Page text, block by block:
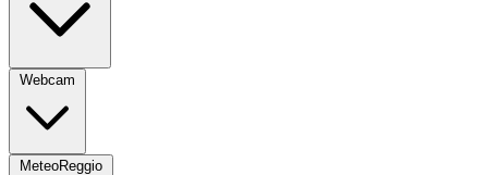
Webcam
MeteoReggio